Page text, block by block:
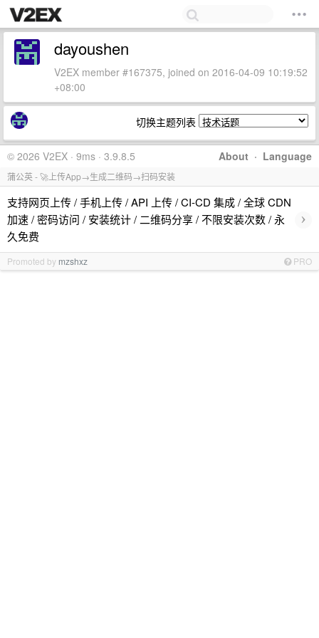
dayoushen
V2EX member #167375, joined on 2016-04-09 10:19:52
+08:00
切换主题列表
About · Language
© 2026 V2EX · 9ms · 3.9.8.5
蒲公英 - 🚀上传App→生成二维码→扫码安装
支持网页上传 / 手机上传 / API 上传 / CI-CD 集成 / 全球 CDN
加速 / 密码访问 / 安装统计 / 二维码分享 / 不限安装次数 / 永
久免费
›
Promoted by mzshxz PRO